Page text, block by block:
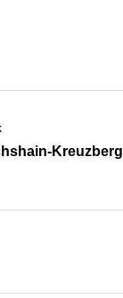
Kreuzberg